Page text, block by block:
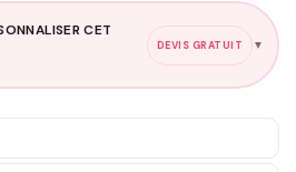
CET
DEVIS GRATUIT ▼
mesure
de 3 à 10€ selon la demande